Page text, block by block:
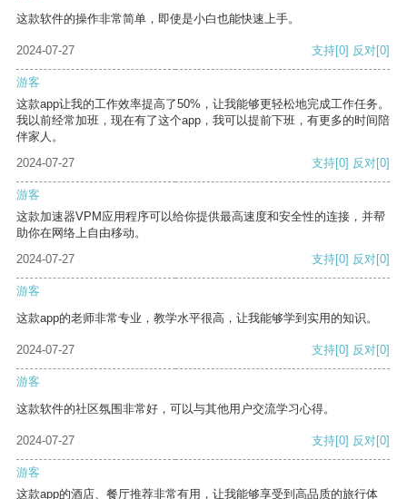
这款软件的操作非常简单，即使是小白也能快速上手。
2024-07-27 支持[0] 反对[0]
游客
这款app让我的工作效率提高了50%，让我能够更轻松地完成工作任务。
我以前经常加班，现在有了这个app，我可以提前下班，有更多的时间陪
伴家人。
2024-07-27
支持[0] 反对[0]
游客
这款加速器VPM应用程序可以给你提供最高速度和安全性的连接，并帮
助你在网络上自由移动。
2024-07-27
支持[0] 反对[0]
游客
这款app的老师非常专业，教学水平很高，让我能够学到实用的知识。
2024-07-27 支持[0] 反对[0]
游客
这款软件的社区氛围非常好，可以与其他用户交流学习心得。
2024-07-27 支持[0] 反对[0]
游客
这款app的酒店、餐厅推荐非常有用，让我能够享受到高品质的旅行体